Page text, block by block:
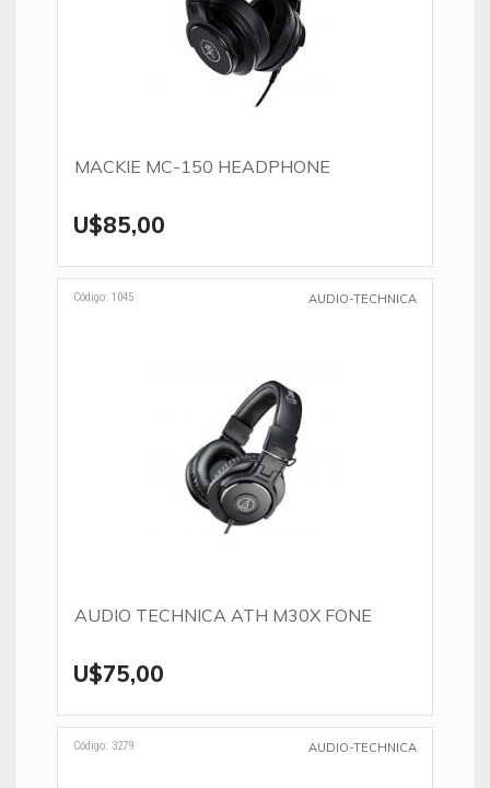
MACKIE MC-150 HEADPHONE
U$85,00
Código: 1045 AUDIO-TECHNICA
AUDIO TECHNICA ATH M30X FONE
U$75,00
Código: 3279 AUDIO-TECHNICA